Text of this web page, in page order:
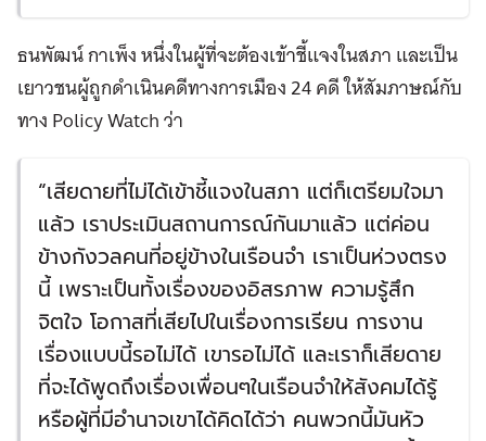
ธนพัฒน์ กาเพ็ง หนึ่งในผู้ที่จะต้องเข้าชี้แจงในสภา และเป็น
เยาวชนผู้ถูกดำเนินคดีทางการเมือง 24 คดี ให้สัมภาษณ์กับ
ทาง Policy Watch ว่า
“เสียดายที่ไม่ได้เข้าชี้แจงในสภา แต่ก็เตรียมใจมา
แล้ว เราประเมินสถานการณ์กันมาแล้ว แต่ค่อน
ข้างกังวลคนที่อยู่ข้างในเรือนจำ เราเป็นห่วงตรง
นี้ เพราะเป็นทั้งเรื่องของอิสรภาพ ความรู้สึก
จิตใจ โอกาสที่เสียไปในเรื่องการเรียน การงาน
เรื่องแบบนี้รอไม่ได้ เขารอไม่ได้ และเราก็เสียดาย
ที่จะได้พูดถึงเรื่องเพื่อนๆในเรือนจำให้สังคมได้รู้
หรือผู้ที่มีอำนาจเขาได้คิดได้ว่า คนพวกนี้มันหัว